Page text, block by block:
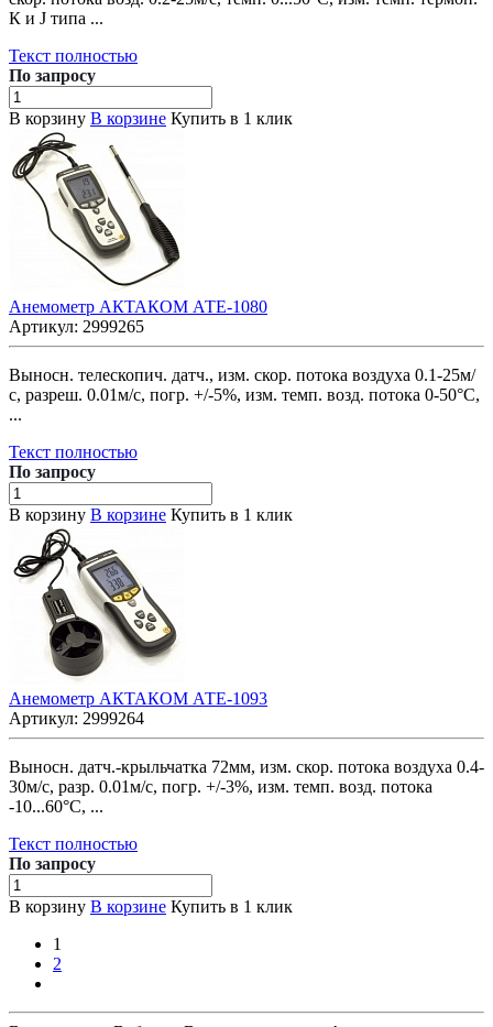
К и J типа ...
Текст полностью
По запросу
В корзину В корзине Купить в 1 клик
Анемометр АКТАКОМ АТЕ-1080
Артикул: 2999265
Выносн. телескопич. датч., изм. скор. потока воздуха 0.1-25м/
с, разреш. 0.01м/с, погр. +/-5%, изм. темп. возд. потока 0-50°С,
...
Текст полностью
По запросу
В корзину В корзине Купить в 1 клик
Анемометр АКТАКОМ АТЕ-1093
Артикул: 2999264
Выносн. датч.-крыльчатка 72мм, изм. скор. потока воздуха 0.4-
30м/с, разр. 0.01м/с, погр. +/-3%, изм. темп. возд. потока
-10...60°С, ...
Текст полностью
По запросу
В корзину В корзине Купить в 1 клик
1
2